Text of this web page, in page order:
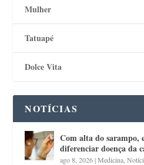
Mulher
Tatuapé
Dolce Vita
NOTÍCIAS
Com alta do sarampo,
diferenciar doença da
ago 8, 2026|Medicina ,